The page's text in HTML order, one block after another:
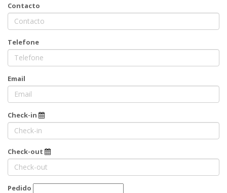
Contacto
Telefone
Email
Check-in
Check-out
Pedido